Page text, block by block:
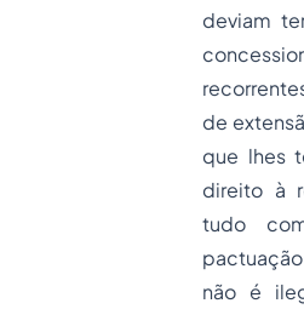
deviam
de
que lhes
direito à
tudo
não é